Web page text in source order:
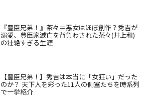
『豊臣兄弟！』茶々＝悪女はほぼ創作？秀吉が
溺愛、豊臣家滅亡を背負わされた茶々(井上和)
の壮絶すぎる生涯
【豊臣兄弟！】秀吉は本当に「女狂い」だった
のか？ 天下人を彩った11人の側室たちを時系列
で一挙紹介